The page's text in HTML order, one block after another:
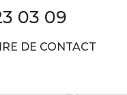
03 09
DE CONTACT